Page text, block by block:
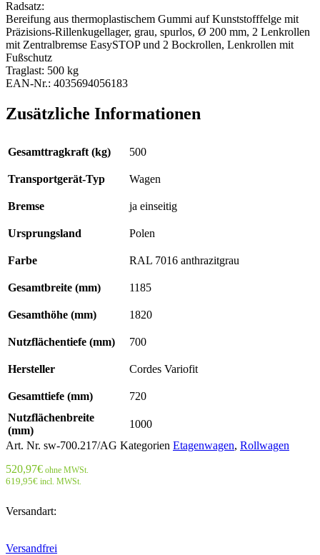
Radsatz:
Bereifung aus thermoplastischem Gummi auf Kunststofffelge mit
Präzisions-Rillenkugellager, grau, spurlos, Ø 200 mm, 2 Lenkrollen
mit Zentralbremse EasySTOP und 2 Bockrollen, Lenkrollen mit
Fußschutz
Traglast: 500 kg
EAN-Nr.: 4035694056183
Zusätzliche Informationen
Gesamttragkraft (kg) 500
Transportgerät-Typ Wagen
Bremse ja einseitig
Ursprungsland Polen
Farbe RAL 7016 anthrazitgrau
Gesamtbreite (mm) 1185
Gesamthöhe (mm) 1820
Nutzflächentiefe (mm) 700
Hersteller Cordes Variofit
Gesamttiefe (mm)
720
Nutzflächenbreite
(mm)
1000
Art. Nr. sw-700.217/AG Kategorien Etagenwagen, Rollwagen
520,97€ ohne MWSt.
619,95€ incl. MWSt.
Versandart:
Versandfrei